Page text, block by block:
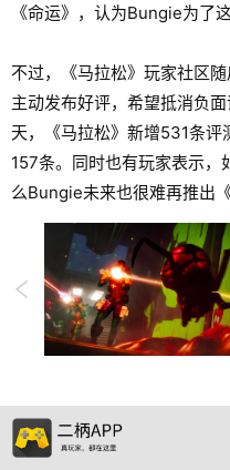
《命运》，认为Bungie为了
不过，《马拉松》玩家社区
主动发布好评，希望抵消负
天，《马拉松》新增531条
157条。同时也有玩家表示，
么Bungie未来也很难再推出